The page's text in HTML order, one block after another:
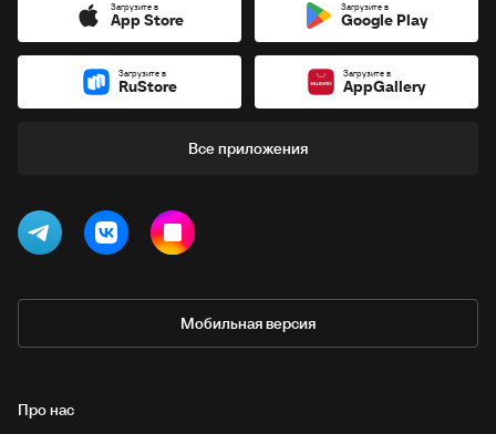
Загрузите в
App Store
Загрузите в
Google Play
Загрузите в
RuStore
Загрузите в
AppGallery
Все приложения
Мобильная версия
Про нас